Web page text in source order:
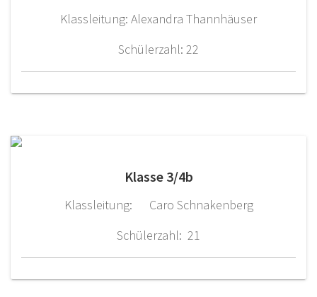
Klassleitung: Alexandra Thannhäuser
Schülerzahl: 22
Klasse 3/4b
Klassleitung: Caro Schnakenberg
Schülerzahl: 21